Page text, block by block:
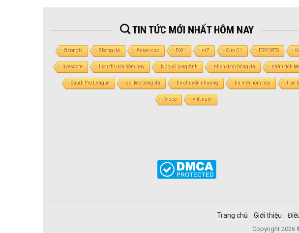
TIN TỨC MỚI NHẤT HÔM NAY
8bongtv 8bong đá Asian cup BXH cr7 Cúp C1 ESPORTS
livescore Lịch thi đấu hôm nay Ngoại Hạng Anh nhận định bóng đá phân tích
Saudi Pro League soi kèo bóng đá tin chuyển nhượng tin mới hôm nay trực
Video việt nam
Trang chủ Giới thiệu
Copyright 2026